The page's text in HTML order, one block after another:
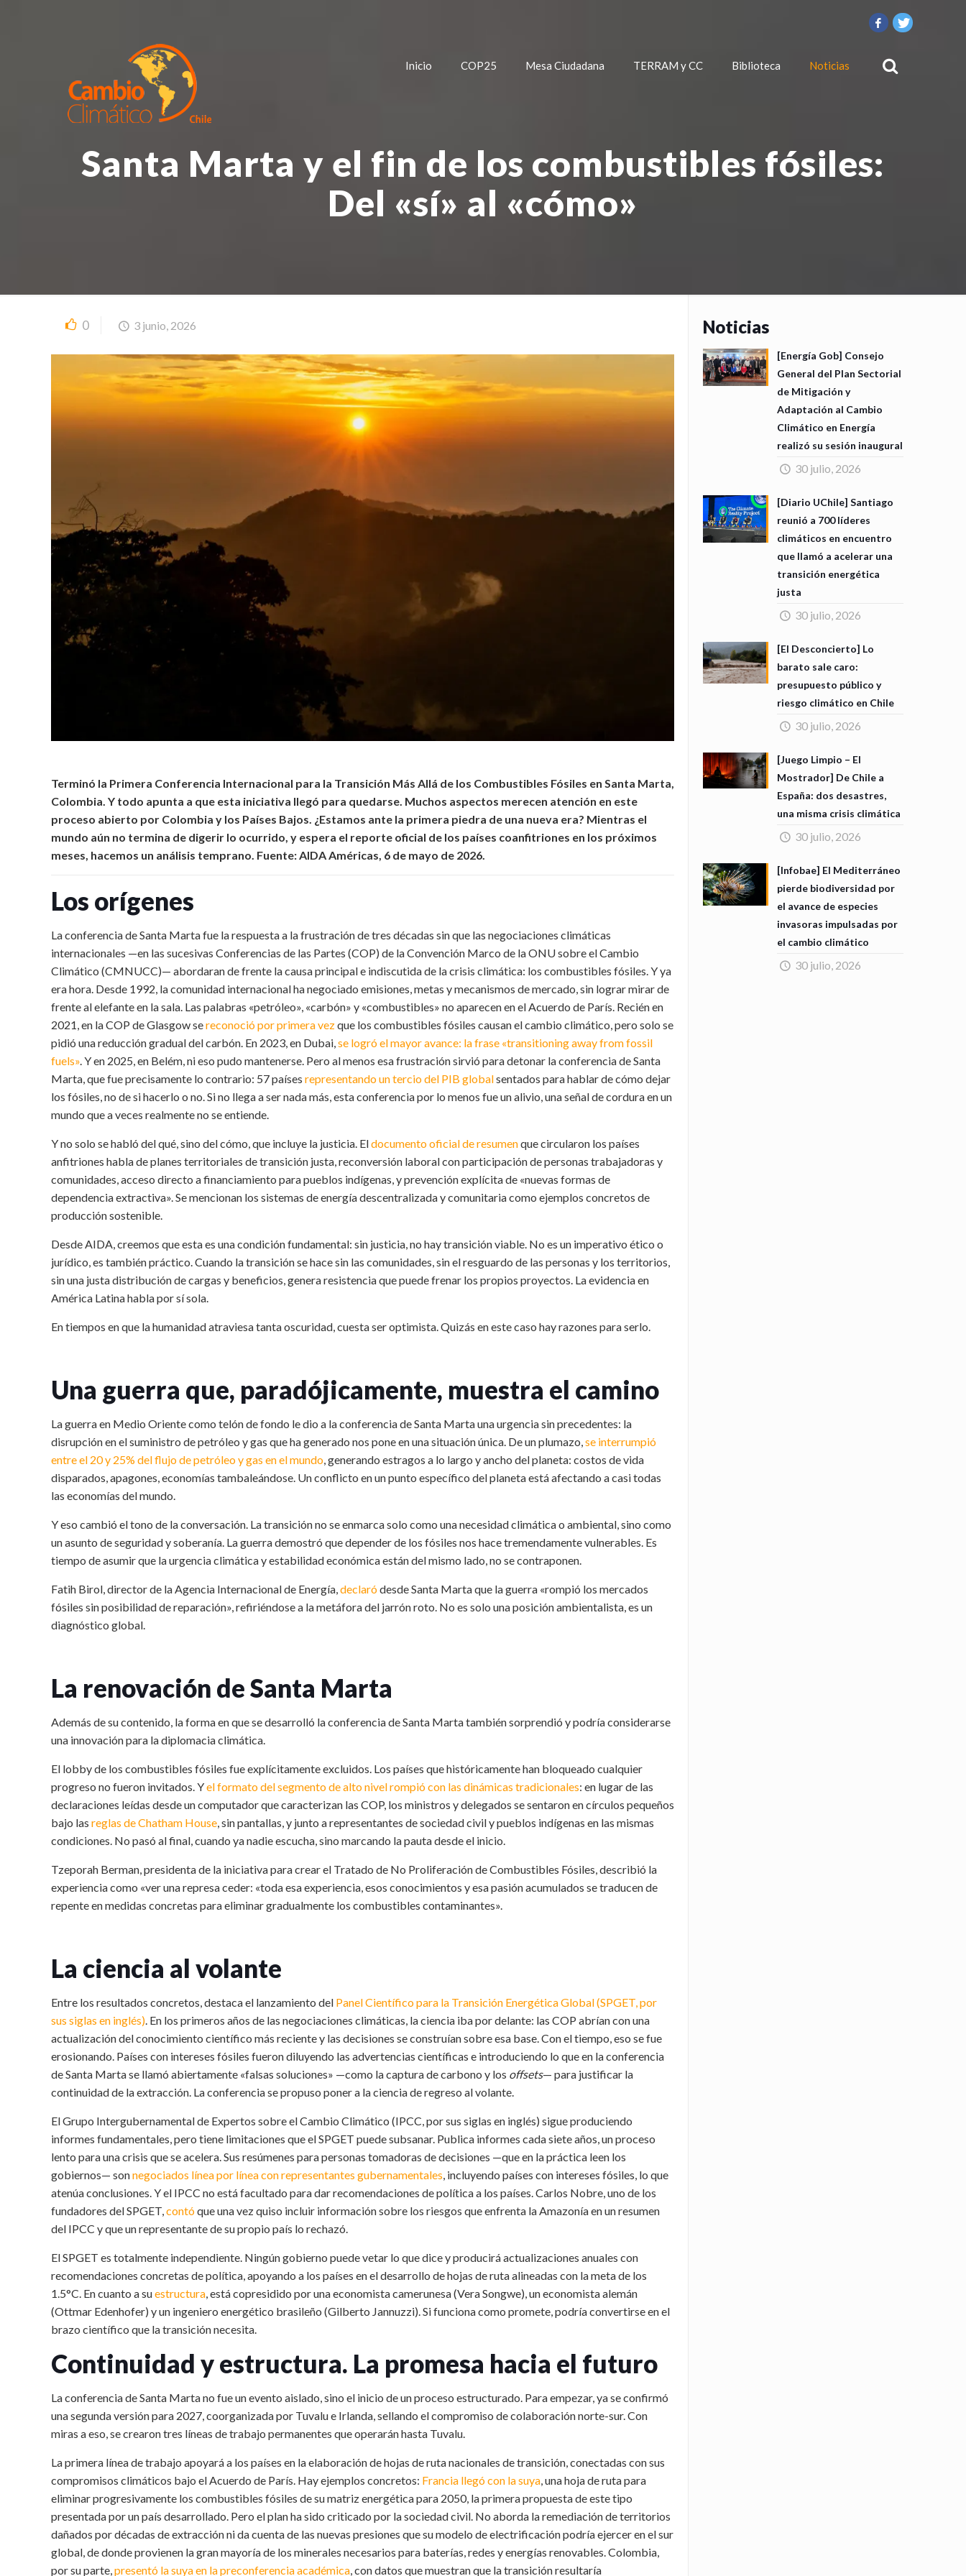
Inicio COP25 Mesa Ciudadana TERRAM y CC Biblioteca Noticias
Santa Marta y el fin de los combustibles fósiles:
Del «sí» al «cómo»
0 3 junio, 2026
Terminó la Primera Conferencia Internacional para la Transición Más Allá de los Combustibles Fósiles en Santa Marta,
Colombia. Y todo apunta a que esta iniciativa llegó para quedarse. Muchos aspectos merecen atención en este
proceso abierto por Colombia y los Países Bajos. ¿Estamos ante la primera piedra de una nueva era? Mientras el
mundo aún no termina de digerir lo ocurrido, y espera el reporte oficial de los países coanfitriones en los próximos
meses, hacemos un análisis temprano. Fuente: AIDA Américas, 6 de mayo de 2026.
Los orígenes
La conferencia de Santa Marta fue la respuesta a la frustración de tres décadas sin que las negociaciones climáticas
internacionales —en las sucesivas Conferencias de las Partes (COP) de la Convención Marco de la ONU sobre el Cambio
Climático (CMNUCC)— abordaran de frente la causa principal e indiscutida de la crisis climática: los combustibles fósiles. Y ya
era hora. Desde 1992, la comunidad internacional ha negociado emisiones, metas y mecanismos de mercado, sin lograr mirar de
frente al elefante en la sala. Las palabras «petróleo», «carbón» y «combustibles» no aparecen en el Acuerdo de París. Recién en
2021, en la COP de Glasgow sereconoció por primera vezque los combustibles fósiles causan el cambio climático, pero solo se
pidió una reducción gradual del carbón. En 2023, en Dubai, se logró el mayor avance: la frase «transitioning away from fossil
fuels». Y en 2025, en Belém, ni eso pudo mantenerse. Pero al menos esa frustración sirvió para detonar la conferencia de Santa
Marta, que fue precisamente lo contrario: 57 países representando un tercio del PIB globalsentados para hablar de cómo dejar
los fósiles, no de si hacerlo o no. Si no llega a ser nada más, esta conferencia por lo menos fue un alivio, una señal de cordura en un
mundo que a veces realmente no se entiende.
Y no solo se habló del qué, sino del cómo, que incluye la justicia. Eldocumento oficial de resumenque circularon los países
anfitriones habla de planes territoriales de transición justa, reconversión laboral con participación de personas trabajadoras y
comunidades, acceso directo a financiamiento para pueblos indígenas, y prevención explícita de «nuevas formas de
dependencia extractiva». Se mencionan los sistemas de energía descentralizada y comunitaria como ejemplos concretos de
producción sostenible.
Desde AIDA, creemos que esta es una condición fundamental: sin justicia, no hay transición viable. No es un imperativo ético o
jurídico, es también práctico. Cuando la transición se hace sin las comunidades, sin el resguardo de las personas y los territorios,
sin una justa distribución de cargas y beneficios, genera resistencia que puede frenar los propios proyectos. La evidencia en
América Latina habla por sí sola.
En tiempos en que la humanidad atraviesa tanta oscuridad, cuesta ser optimista. Quizás en este caso hay razones para serlo.
Una guerra que, paradójicamente, muestra el camino
La guerra en Medio Oriente como telón de fondo le dio a la conferencia de Santa Marta una urgencia sin precedentes: la
disrupción en el suministro de petróleo y gas que ha generado nos pone en una situación única. De un plumazo, se interrumpió
entre el 20 y 25% del flujo de petróleo y gas en el mundo, generando estragos a lo largo y ancho del planeta: costos de vida
disparados, apagones, economías tambaleándose. Un conflicto en un punto específico del planeta está afectando a casi todas
las economías del mundo.
Y eso cambió el tono de la conversación. La transición no se enmarca solo como una necesidad climática o ambiental, sino como
un asunto de seguridad y soberanía. La guerra demostró que depender de los fósiles nos hace tremendamente vulnerables. Es
tiempo de asumir que la urgencia climática y estabilidad económica están del mismo lado, no se contraponen.
Fatih Birol, director de la Agencia Internacional de Energía, declaródesde Santa Marta que la guerra «rompió los mercados
fósiles sin posibilidad de reparación», refiriéndose a la metáfora del jarrón roto. No es solo una posición ambientalista, es un
diagnóstico global.
La renovación de Santa Marta
Además de su contenido, la forma en que se desarrolló la conferencia de Santa Marta también sorprendió y podría considerarse
una innovación para la diplomacia climática.
El lobby de los combustibles fósiles fue explícitamente excluidos. Los países que históricamente han bloqueado cualquier
progreso no fueron invitados. Yel formato del segmento de alto nivel rompió con las dinámicas tradicionales: en lugar de las
declaraciones leídas desde un computador que caracterizan las COP, los ministros y delegados se sentaron en círculos pequeños
bajo las reglas de Chatham House, sin pantallas, y junto a representantes de sociedad civil y pueblos indígenas en las mismas
condiciones. No pasó al final, cuando ya nadie escucha, sino marcando la pauta desde el inicio.
Tzeporah Berman, presidenta de la iniciativa para crear el Tratado de No Proliferación de Combustibles Fósiles, describió la
experiencia como «ver una represa ceder: «toda esa experiencia, esos conocimientos y esa pasión acumulados se traducen de
repente en medidas concretas para eliminar gradualmente los combustibles contaminantes».
La ciencia al volante
Entre los resultados concretos, destaca el lanzamiento del Panel Científico para la Transición Energética Global (SPGET, por
sus siglas en inglés). En los primeros años de las negociaciones climáticas, la ciencia iba por delante: las COP abrían con una
actualización del conocimiento científico más reciente y las decisiones se construían sobre esa base. Con el tiempo, eso se fue
erosionando. Países con intereses fósiles fueron diluyendo las advertencias científicas e introduciendo lo que en la conferencia
de Santa Marta se llamó abiertamente «falsas soluciones» —como la captura de carbono y los offsets— para justificar la
continuidad de la extracción. La conferencia se propuso poner a la ciencia de regreso al volante.
El Grupo Intergubernamental de Expertos sobre el Cambio Climático (IPCC, por sus siglas en inglés) sigue produciendo
informes fundamentales, pero tiene limitaciones que el SPGET puede subsanar. Publica informes cada siete años, un proceso
lento para una crisis que se acelera. Sus resúmenes para personas tomadoras de decisiones —que en la práctica leen los
gobiernos— sonnegociados línea por línea con representantes gubernamentales , incluyendo países con intereses fósiles, lo que
atenúa conclusiones. Y el IPCC no está facultado para dar recomendaciones de política a los países. Carlos Nobre, uno de los
fundadores del SPGET, contóque una vez quiso incluir información sobre los riesgos que enfrenta la Amazonía en un resumen
del IPCC y que un representante de su propio país lo rechazó.
El SPGET es totalmente independiente. Ningún gobierno puede vetar lo que dice y producirá actualizaciones anuales con
recomendaciones concretas de política, apoyando a los países en el desarrollo de hojas de ruta alineadas con la meta de los
1.5°C. En cuanto a suestructura, está copresidido por una economista camerunesa (Vera Songwe), un economista alemán
(Ottmar Edenhofer) y un ingeniero energético brasileño (Gilberto Jannuzzi). Si funciona como promete, podría convertirse en el
brazo científico que la transición necesita.
Continuidad y estructura. La promesa hacia el futuro
La conferencia de Santa Marta no fue un evento aislado, sino el inicio de un proceso estructurado. Para empezar, ya se confirmó
una segunda versión para 2027, coorganizada por Tuvalu e Irlanda, sellando el compromiso de colaboración norte-sur. Con
miras a eso, se crearon tres líneas de trabajo permanentes que operarán hasta Tuvalu.
La primera línea de trabajo apoyará a los países en la elaboración de hojas de ruta nacionales de transición, conectadas con sus
compromisos climáticos bajo el Acuerdo de París. Hay ejemplos concretos: Francia llegó con la suya, una hoja de ruta para
eliminar progresivamente los combustibles fósiles de su matriz energética para 2050, la primera propuesta de este tipo
presentada por un país desarrollado. Pero el plan ha sido criticado por la sociedad civil. No aborda la remediación de territorios
dañados por décadas de extracción ni da cuenta de las nuevas presiones que su modelo de electrificación podría ejercer en el sur
global, de donde provienen la gran mayoría de los minerales necesarios para baterías, redes y energías renovables. Colombia,
por su parte, presentó la suya en la preconferencia académica, con datos que muestran que la transición resultaría
Noticias
[Energía Gob] Consejo
General del Plan Sectorial
de Mitigación y
Adaptación al Cambio
Climático en Energía
realizó su sesión inaugural
30 julio, 2026
[Diario UChile] Santiago
reunió a 700 líderes
climáticos en encuentro
que llamó a acelerar una
transición energética
justa
30 julio, 2026
[El Desconcierto] Lo
barato sale caro:
presupuesto público y
riesgo climático en Chile
30 julio, 2026
[Juego Limpio – El
Mostrador] De Chile a
España: dos desastres,
una misma crisis climática
30 julio, 2026
[Infobae] El Mediterráneo
pierde biodiversidad por
el avance de especies
invasoras impulsadas por
el cambio climático
30 julio, 2026